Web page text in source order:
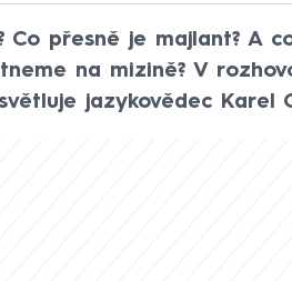
Co přesně je majlant? A
na mizině? V
jazykovědec Karel